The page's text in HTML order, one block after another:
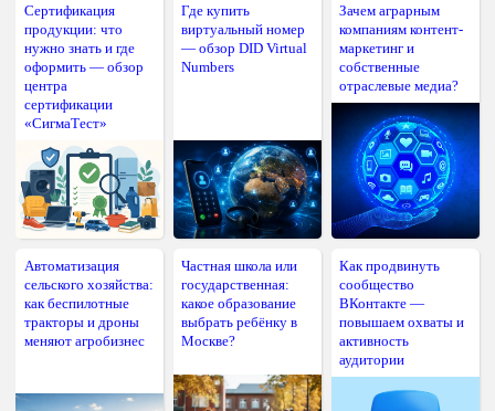
Сертификация
продукции: что
нужно знать и где
оформить — обзор
центра
сертификации
«СигмаТест»
Где купить
виртуальный номер
— обзор DID Virtual
Numbers
Зачем аграрным
компаниям контент-
маркетинг и
собственные
отраслевые медиа?
Автоматизация
сельского хозяйства:
как беспилотные
тракторы и дроны
меняют агробизнес
Частная школа или
государственная:
какое образование
выбрать ребёнку в
Москве?
Как продвинуть
сообщество
ВКонтакте —
повышаем охваты и
активность
аудитории